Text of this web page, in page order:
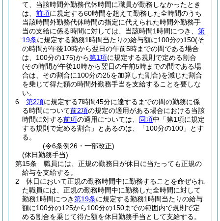
て、当該時間外勤務代休時間に職員が勤務しなかったとき
は、 前項に規定する60時間を超えて勤務した全時間のうち
当該時間外勤務代休時間の指定に代えられた時間外勤務手
当の支給に係る時間に対しては、当該時間1時間につき、 第
19条に規定する勤務1時間当たりの給与額に100分の150(そ
の時間が午後10時から翌日の午前5時までの間である場合
は、100分の175)から第1項に規定する規則で定める割合
(その時間が午後10時から翌日の午前5時までの間である場
合は、その割合に100分の25を加算した割合)を減じた割合
を乗じて得た額の時間外勤務手当を支給することを要しな
い。
6
第2項に規定する7時間45分に達するまでの間の勤務に係
る時間について前2項の規定の適用がある場合における当該
時間に対する前項の適用については、 同項中「第1項に規定
する規則で定める割合」とあるのは、「100分の100」とす
る。
(令6条例26・一部改正)
(休日勤務手当)
第15条
職員には、正規の勤務日が休日に当たっても正規の
給与を支給する。
2
休日において正規の勤務時間中に勤務することを命ぜられ
た職員には、正規の勤務時間中に勤務した全時間に対して
勤務1時間につき第19条に規定する勤務1時間当たりの給与
額に100分の125から100分の150までの範囲内で規則で定
める割合を乗じて得た額を休日勤務手当として支給する。